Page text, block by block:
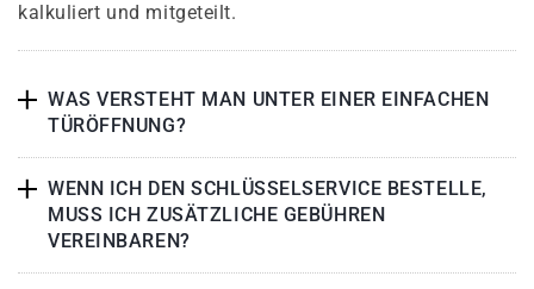
kalkuliert und mitgeteilt.
WAS VERSTEHT MAN UNTER EINER EINFACHEN
TÜRÖFFNUNG?
WENN ICH DEN SCHLÜSSELSERVICE BESTELLE,
MUSS ICH ZUSÄTZLICHE GEBÜHREN
VEREINBAREN?